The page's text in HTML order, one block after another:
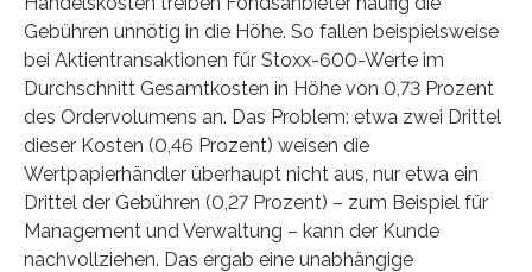
Gebühren unnötig in die Höhe. So fallen beispielsweise
bei Aktientransaktionen für Stoxx-600-Werte im
Durchschnitt Gesamtkosten in Höhe von 0,73 Prozent
des Ordervolumens an. Das Problem: etwa zwei Drittel
dieser Kosten (0,46 Prozent) weisen die
Wertpapierhändler überhaupt nicht aus, nur etwa ein
Drittel der Gebühren (0,27 Prozent) – zum Beispiel für
Management und Verwaltung – kann der Kunde
nachvollziehen. Das ergab eine unabhängige